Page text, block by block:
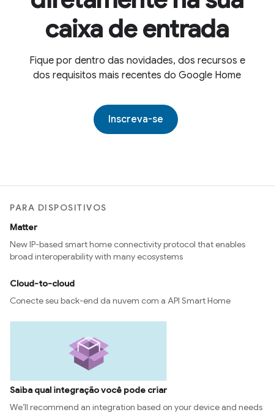
caixa de entrada
Fique por dentro das novidades, dos recursos e
dos requisitos mais recentes do Google Home
Inscreva-se
PARA DISPOSITIVOS
Matter
New IP-based smart home connectivity protocol that enables
broad interoperability with many ecosystems
Cloud-to-cloud
Conecte seu back-end da nuvem com a API Smart Home
Saiba qual integração você pode criar
We’ll recommend an integration based on your device and needs